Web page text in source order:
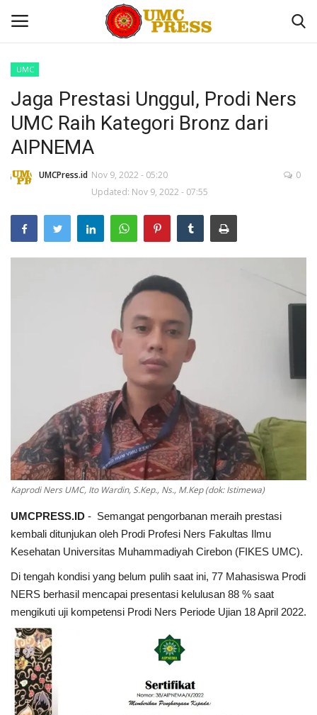
Home
Contact
UMC
Tokoh Kita
UMC
Jaga Prestasi Unggul, Prodi Ners
UMC Raih Kategori Bronz dari
AIPNEMA
UMCPress.id Nov 9, 2022 - 05:20
Updated: Nov 9, 2022 - 07:55
0
Kaprodi Ners UMC, Ito Wardin, S.Kep., Ns., M.Kep (dok: Istimewa)
UMCPRESS.ID - Semangat pengorbanan meraih prestasi
kembali ditunjukan oleh Prodi Profesi Ners Fakultas Ilmu
Kesehatan Universitas Muhammadiyah Cirebon (FIKES UMC).
Di tengah kondisi yang belum pulih saat ini, 77 Mahasiswa Prodi
NERS berhasil mencapai presentasi kelulusan 88 % saat
mengikuti uji kompetensi Prodi Ners Periode Ujian 18 April 2022.